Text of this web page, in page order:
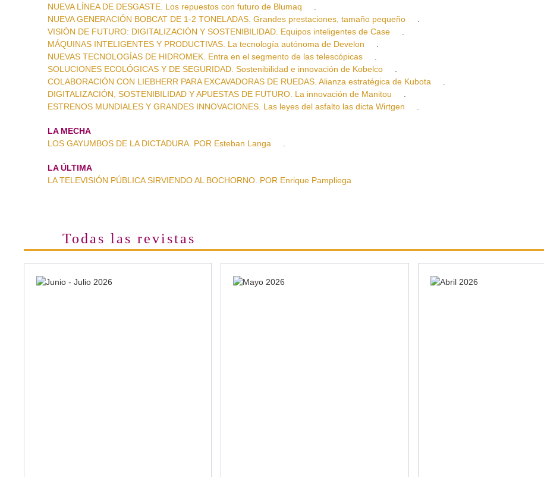
NUEVA LÍNEA DE DESGASTE. Los repuestos con futuro de Blumaq
.
NUEVA GENERACIÓN BOBCAT DE 1-2 TONELADAS. Grandes prestaciones, tamaño pequeño
.
VISIÓN DE FUTURO: DIGITALIZACIÓN Y SOSTENIBILIDAD. Equipos inteligentes de Case
.
MÁQUINAS INTELIGENTES Y PRODUCTIVAS. La tecnología autónoma de Develon
.
NUEVAS TECNOLOGÍAS DE HIDROMEK. Entra en el segmento de las telescópicas
.
SOLUCIONES ECOLÓGICAS Y DE SEGURIDAD. Sostenibilidad e innovación de Kobelco
.
COLABORACIÓN CON LIEBHERR PARA EXCAVADORAS DE RUEDAS. Alianza estratégica de Kubota
.
DIGITALIZACIÓN, SOSTENIBILIDAD Y APUESTAS DE FUTURO. La innovación de Manitou
.
ESTRENOS MUNDIALES Y GRANDES INNOVACIONES. Las leyes del asfalto las dicta Wirtgen
.
LA MECHA
LOS GAYUMBOS DE LA DICTADURA. POR Esteban Langa
.
LA ÚLTIMA
LA TELEVISIÓN PÚBLICA SIRVIENDO AL BOCHORNO. POR Enrique Pampliega
Todas las revistas